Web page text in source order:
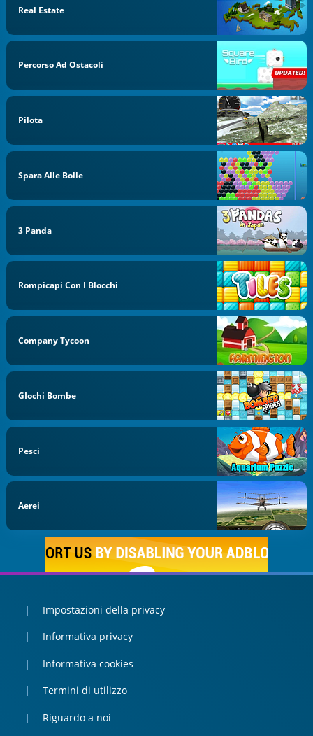
Real Estate
Percorso Ad Ostacoli
Pilota
Spara Alle Bolle
3 Panda
Rompicapi Con I Blocchi
Company Tycoon
GIochi Bombe
Pesci
Aerei
Impostazioni della privacy
Informativa privacy
Informativa cookies
Termini di utilizzo
Riguardo a noi